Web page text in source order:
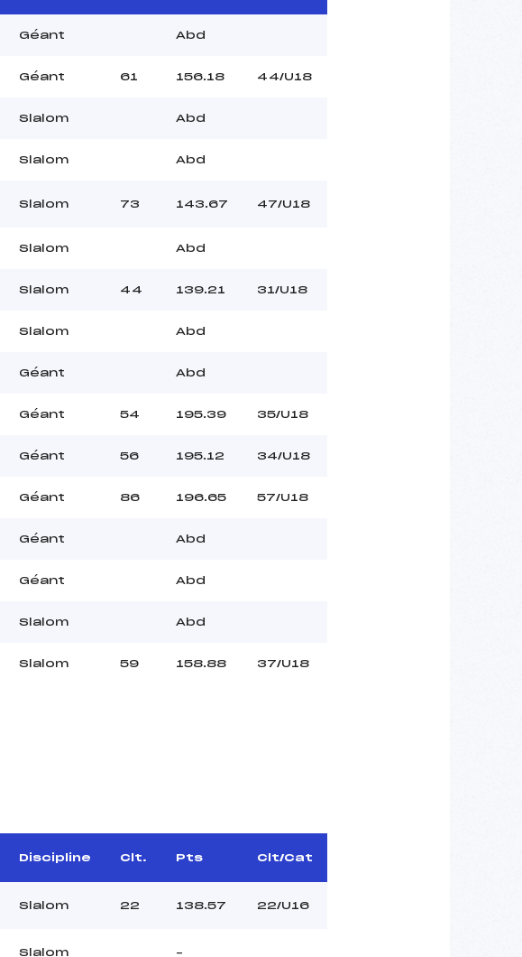
Géant Abd
Géant 61 156.18 44/U18
Slalom Abd
Slalom Abd
Slalom 73 143.67 47/U18
Slalom Abd
Slalom 44 139.21 31/U18
Slalom Abd
Géant Abd
Géant 54 195.39 35/U18
Géant 56 195.12 34/U18
Géant 86 196.65 57/U18
Géant Abd
Géant Abd
Slalom Abd
Slalom 59 158.88 37/U18
Discipline Clt. Pts Clt/Cat
Slalom 22 138.57 22/U16
Slalom –